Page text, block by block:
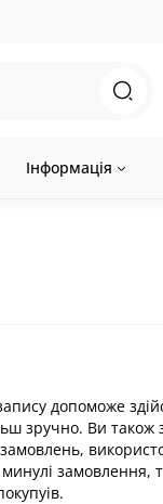
Інформація
допоможе
зручно. Ви також
замовлень,
замовлення,